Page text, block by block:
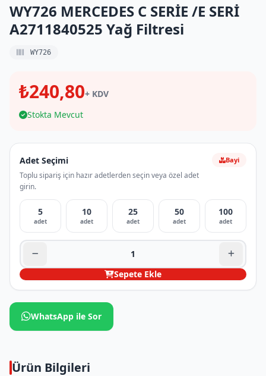
WY726 MERCEDES C SERİE /E SERİ
A2711840525 Yağ Filtresi
WY726
₺240,80+ KDV
Stokta Mevcut
Adet Seçimi
Toplu sipariş için hazır adetlerden seçin veya özel adet
girin.
Bayi
5
adet
10
adet
25
adet
50
adet
100
adet
Sepete Ekle
WhatsApp ile Sor
Ürün Bilgileri